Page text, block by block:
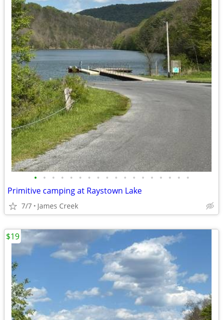
• • • • • • • • • • • • • • • • • •
Primitive camping at Raystown Lake
7/7 James Creek
$19